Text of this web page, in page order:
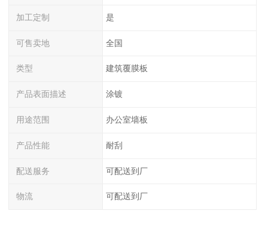
加工定制 是
可售卖地 全国
类型 建筑覆膜板
产品表面描述 涂镀
用途范围 办公室墙板
产品性能 耐刮
配送服务 可配送到厂
物流 可配送到厂